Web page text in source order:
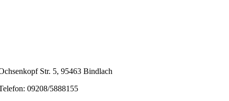
Str. 5, 95463 Bindlach
09208/5888155